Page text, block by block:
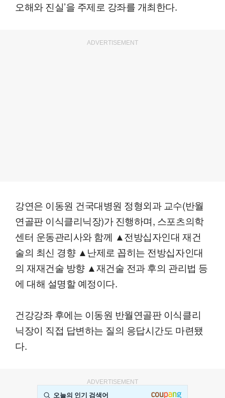
오해와 진실’을 주제로 강좌를 개최한다.
ADVERTISEMENT
강연은 이동원 건국대병원 정형외과 교수(반월
연골판 이식클리닉장)가 진행하며, 스포츠의학
센터 운동관리사와 함께 ▲전방십자인대 재건
술의 최신 경향 ▲난제로 꼽히는 전방십자인대
의 재재건술 방향 ▲재건술 전과 후의 관리법 등
에 대해 설명할 예정이다.
건강강좌 후에는 이동원 반월연골판 이식클리
닉장이 직접 답변하는 질의 응답시간도 마련됐
다.
ADVERTISEMENT